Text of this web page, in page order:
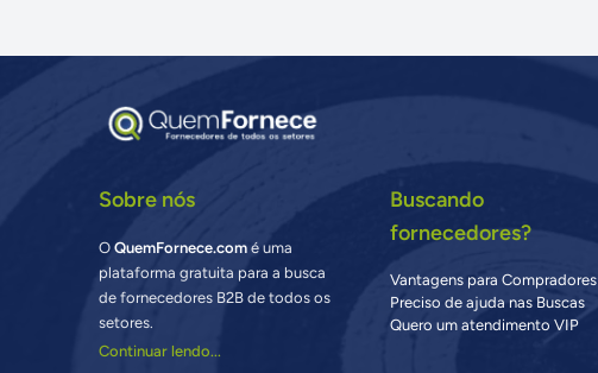
Sobre nós
OQuemFornece.com é uma
plataforma gratuita para a busca
de fornecedores B2B de todos os
setores.
Continuar lendo...
Buscando
fornecedores?
Vantagens para Compradores
Preciso de ajuda nas Buscas
Quero um atendimento VIP